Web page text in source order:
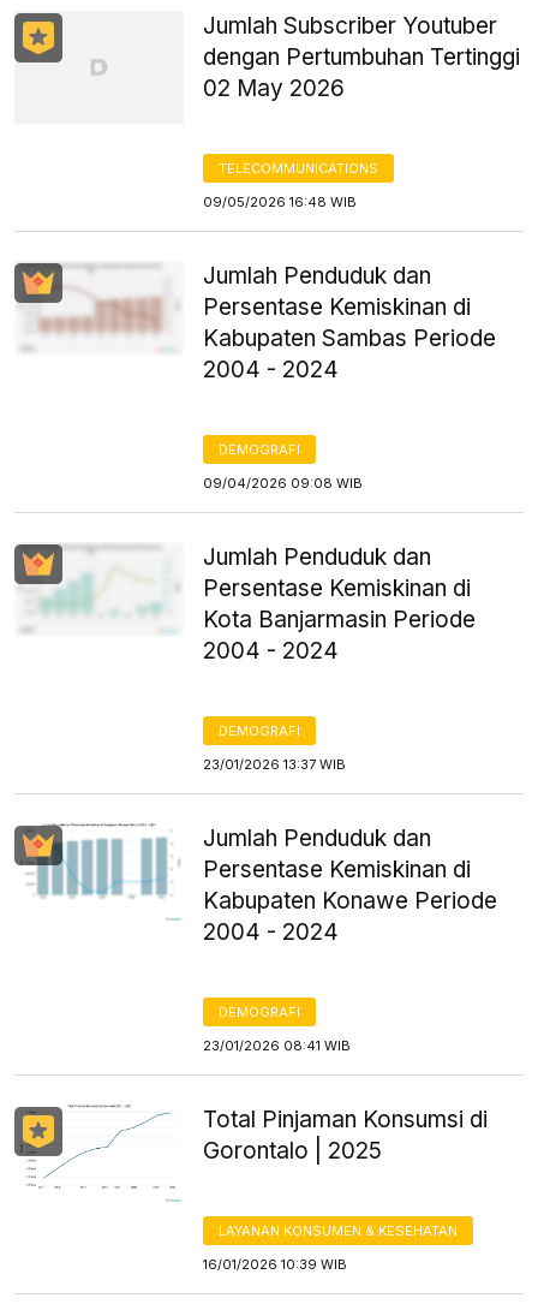
Jumlah Subscriber Youtuber
dengan Pertumbuhan Tertinggi
02 May 2026
TELECOMMUNICATIONS
09/05/2026 16:48 WIB
Jumlah Penduduk dan
Persentase Kemiskinan di
Kabupaten Sambas Periode
2004 - 2024
DEMOGRAFI
09/04/2026 09:08 WIB
Jumlah Penduduk dan
Persentase Kemiskinan di
Kota Banjarmasin Periode
2004 - 2024
DEMOGRAFI
23/01/2026 13:37 WIB
Jumlah Penduduk dan
Persentase Kemiskinan di
Kabupaten Konawe Periode
2004 - 2024
DEMOGRAFI
23/01/2026 08:41 WIB
Total Pinjaman Konsumsi di
Gorontalo | 2025
LAYANAN KONSUMEN & KESEHATAN
16/01/2026 10:39 WIB